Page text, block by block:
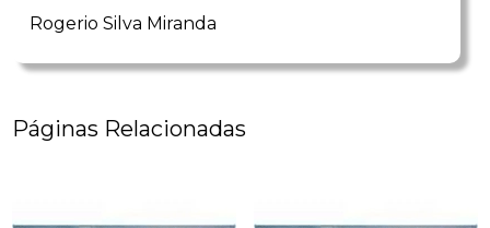
Rogerio Silva Miranda
Páginas Relacionadas